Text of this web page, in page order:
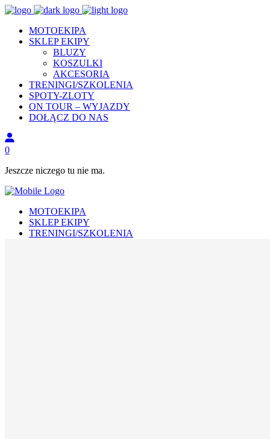
MOTOEKIPA
SKLEP EKIPY
BLUZY
KOSZULKI
AKCESORIA
TRENINGI/SZKOLENIA
SPOTY-ZLOTY
ON TOUR – WYJAZDY
DOŁĄCZ DO NAS
0
Jeszcze niczego tu nie ma.
MOTOEKIPA
SKLEP EKIPY
TRENINGI/SZKOLENIA